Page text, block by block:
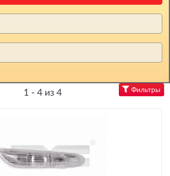
1 - 4 из 4 Фильтры